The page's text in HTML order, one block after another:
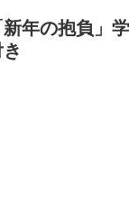
年の抱負」